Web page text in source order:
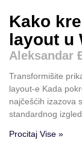
Kako
layout u
Aleksandar
Transformišite
layout-e Kada
najčešćih izazova
standardnog
Procitaj Vise »